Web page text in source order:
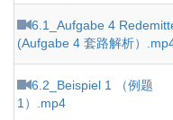
6.1_Aufgabe 4
(Aufgabe 4 套路解析）
6.2_Beispiel 1 （例题
1）.mp4